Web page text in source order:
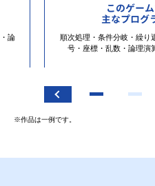
論
このゲー
主なプログ
順次処理・条件分岐・繰り
号・座標・乱数・論理演
※作品は一例です。